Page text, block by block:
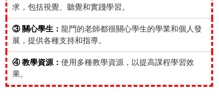
求，包括視覺、聽覺和實踐學習。
③ 關心學生：龍門的老師都很關心學生的學業和個人發
展，提供各種支持和指導。
④ 教學資源：使用多種教學資源，以提高課程學習效
果。